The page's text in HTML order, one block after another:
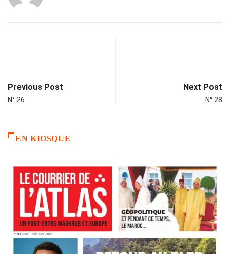
Previous Post
N° 26
Next Post
N° 28
EN KIOSQUE